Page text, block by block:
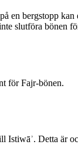
en bergstopp
slutföra bönen
för Fajr-bönen.
Istiwāʾ. Detta är